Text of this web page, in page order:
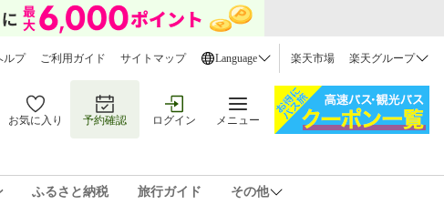
ルプ ご利用ガイド サイトマップ Language 楽天市場 楽天グループ
お気に入り 予約確認 ログイン メニュー
ふるさと納税 旅行ガイド その他